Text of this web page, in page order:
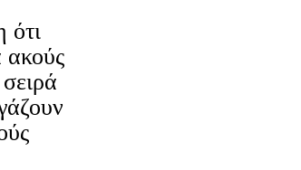
ότι
ακούς